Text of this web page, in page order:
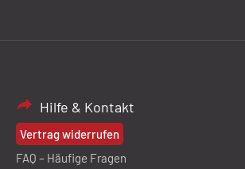
Hilfe & Kontakt
Vertrag widerrufen
FAQ – Häufige Fragen